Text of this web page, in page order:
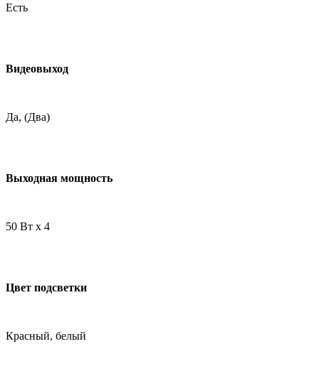
Есть
Видеовыход
Да, (Два)
Выходная мощность
50 Вт х 4
Цвет подсветки
Красный, белый